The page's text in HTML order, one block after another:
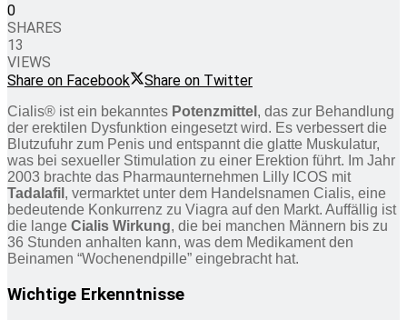
0
SHARES
13
VIEWS
Share on Facebook
Share on Twitter
Cialis® ist ein bekanntes Potenzmittel , das zur Behandlung
der erektilen Dysfunktion eingesetzt wird. Es verbessert die
Blutzufuhr zum Penis und entspannt die glatte Muskulatur,
was bei sexueller Stimulation zu einer Erektion führt. Im Jahr
2003 brachte das Pharmaunternehmen Lilly ICOS mit
Tadalafil , vermarktet unter dem Handelsnamen Cialis, eine
bedeutende Konkurrenz zu Viagra auf den Markt. Auffällig ist
die lange Cialis Wirkung, die bei manchen Männern bis zu
36 Stunden anhalten kann, was dem Medikament den
Beinamen “Wochenendpille” eingebracht hat.
Wichtige Erkenntnisse